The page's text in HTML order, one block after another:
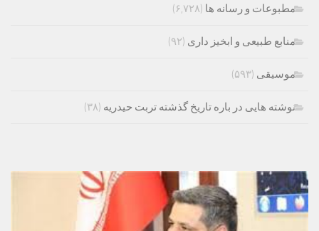
مطبوعات و رسانه ها (۶,۷۲۸)
منابع طبیعی و ابخیز داری (۹۲)
موسیقی (۵۹۳)
نوشته هایی در باره تاریخ گذشته تربت حیدریه (۳۸)